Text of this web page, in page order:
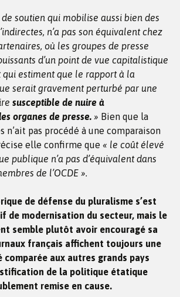
soutien qui mobilise aussi bien des
n’a pas son équivalent chez
où les groupes de presse
d’un point de vue capitalistique
qui estiment que le rapport à la
serait gravement perturbé par une
susceptible de nuire à
organes de presse. » Bien que la
n’ait pas procédé à une comparaison
elle confirme que « le coût élevé
publique n’a pas d’équivalent dans
de l’OCDE ».
de défense du pluralisme s’est
de modernisation du secteur, mais le
semble plutôt avoir encouragé sa
français affichent toujours une
aux autres grands pays
de la politique étatique
remise en cause.